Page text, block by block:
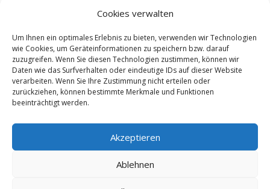
Cookies verwalten
Um Ihnen ein optimales Erlebnis zu bieten, verwenden wir Technologien
wie Cookies, um Geräteinformationen zu speichern bzw. darauf
zuzugreifen. Wenn Sie diesen Technologien zustimmen, können wir
Daten wie das Surfverhalten oder eindeutige IDs auf dieser Website
verarbeiten. Wenn Sie Ihre Zustimmung nicht erteilen oder
zurückziehen, können bestimmte Merkmale und Funktionen
beeinträchtigt werden.
Akzeptieren
Ablehnen
Beschreibung
Beschreibung
Bestellnummer: 07BEG0081
Beschreibung: LVB Logistik 2 | FOAP
logistique 2